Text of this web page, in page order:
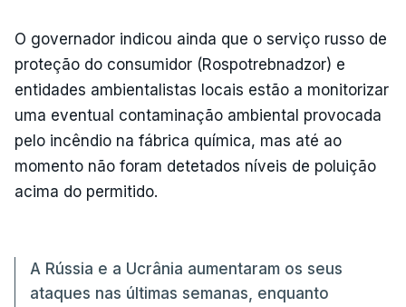
O governador indicou ainda que o serviço russo de
proteção do consumidor (Rospotrebnadzor) e
entidades ambientalistas locais estão a monitorizar
uma eventual contaminação ambiental provocada
pelo incêndio na fábrica química, mas até ao
momento não foram detetados níveis de poluição
acima do permitido.
A Rússia e a Ucrânia aumentaram os seus
ataques nas últimas semanas, enquanto